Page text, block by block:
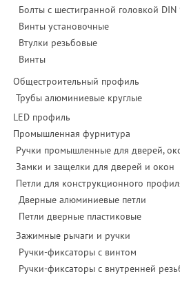
Болты с шестигранной головкой DIN
Винты установочные
Втулки резьбовые
Винты
Общестроительный профиль
Трубы алюминиевые круглые
LED профиль
Промышленная фурнитура
Ручки промышленные для дверей,
Замки и защелки для дверей и окон
Петли для конструкционного
Дверные алюминиевые петли
Петли дверные пластиковые
Зажимные рычаги и ручки
Ручки-фиксаторы c винтом
Ручки-фиксаторы c внутренней